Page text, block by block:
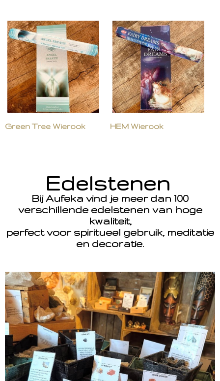
Green Tree Wierook HEM Wierook
Edelstenen
Bij Aufeka vind je meer dan 100
verschillende edelstenen van hoge
kwaliteit,
perfect voor spiritueel gebruik, meditatie
en decoratie.